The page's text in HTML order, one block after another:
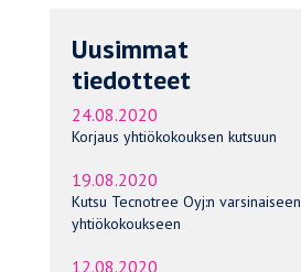
Uusimmat
tiedotteet
24.08.2020
Korjaus yhtiökokouksen kutsuun
19.08.2020
Kutsu Tecnotree Oyj:n varsinaiseen
yhtiökokoukseen
12.08.2020